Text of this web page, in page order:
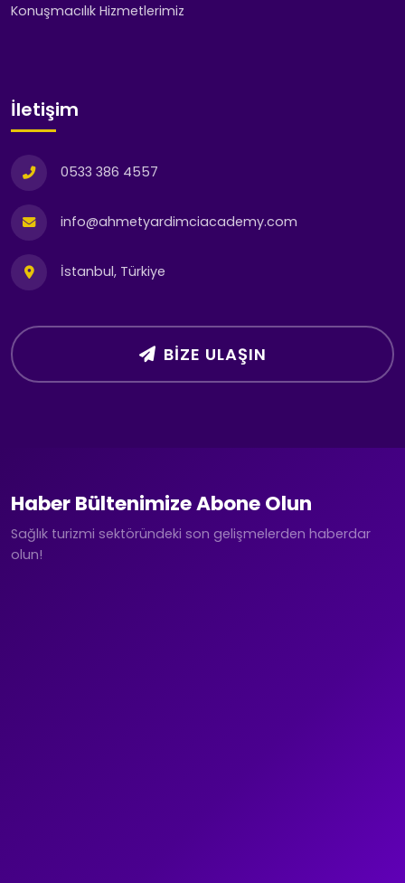
Konuşmacılık Hizmetlerimiz
İletişim
0533 386 4557
info@ahmetyardimciacademy.com
İstanbul, Türkiye
BIZE ULAŞIN
Haber Bültenimize Abone Olun
Sağlık turizmi sektöründeki son gelişmelerden haberdar
olun!